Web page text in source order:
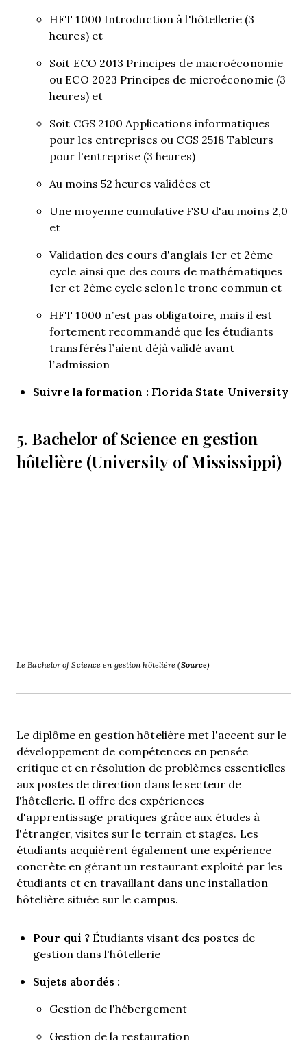
HFT 1000 Introduction à l'hôtellerie (3
heures) et
Soit ECO 2013 Principes de macroéconomie
ou ECO 2023 Principes de microéconomie (3
heures) et
Soit CGS 2100 Applications informatiques
pour les entreprises ou CGS 2518 Tableurs
pour l'entreprise (3 heures)
Au moins 52 heures validées et
Une moyenne cumulative FSU d'au moins 2,0
et
Validation des cours d'anglais 1er et 2ème
cycle ainsi que des cours de mathématiques
1er et 2ème cycle selon le tronc commun et
HFT 1000 n’est pas obligatoire, mais il est
fortement recommandé que les étudiants
transférés l’aient déjà validé avant
l’admission
Suivre la formation :Florida State University
5. Bachelor of Science en gestion
hôtelière (University of Mississippi)
Le Bachelor of Science en gestion hôtelière (Source)
Le diplôme en gestion hôtelière met l'accent sur le
développement de compétences en pensée
critique et en résolution de problèmes essentielles
aux postes de direction dans le secteur de
l'hôtellerie. Il offre des expériences
d'apprentissage pratiques grâce aux études à
l'étranger, visites sur le terrain et stages. Les
étudiants acquièrent également une expérience
concrète en gérant un restaurant exploité par les
étudiants et en travaillant dans une installation
hôtelière située sur le campus.
Pour qui ? Étudiants visant des postes de
gestion dans l'hôtellerie
Sujets abordés :
Gestion de l'hébergement
Gestion de la restauration